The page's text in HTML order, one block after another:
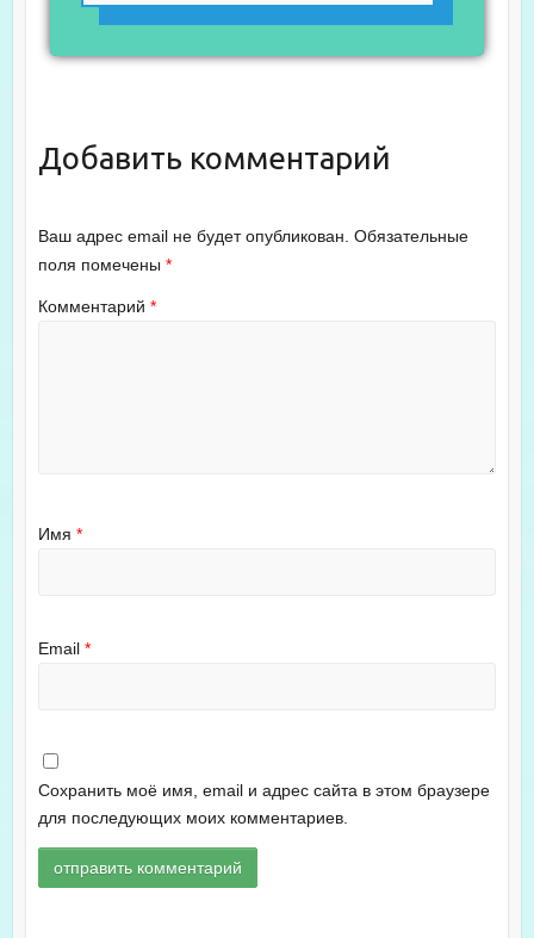
Добавить комментарий
Ваш адрес email не будет опубликован. Обязательные
поля помечены *
Комментарий *
Имя *
Email *
Сохранить моё имя, email и адрес сайта в этом браузере
для последующих моих комментариев.